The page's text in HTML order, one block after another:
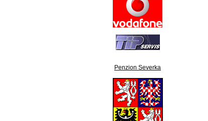
Penzion Severka